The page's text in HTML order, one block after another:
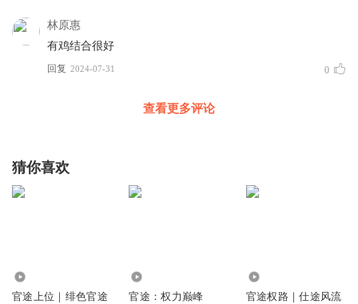
林原惠
有鸡结合很好
回复 2024-07-31 0
查看更多评论
猜你喜欢
官途上位｜绯色官途
官途：权力巅峰
官途权路｜仕途风流